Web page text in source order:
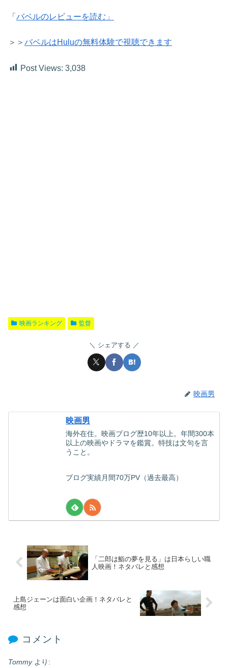
「 バベルのレビューを読む」
＞＞ バベルはHuluの無料体験で視聴できます
Post Views: 3,038
映画ランキング 監督
シェアする
映画男
映画男
海外在住。映画ブログ歴10年以上。年間300本
以上の映画やドラマを鑑賞。特技は文句を言
うこと。
ブログ実績月間70万PV（過去最高）
「二郎は鮨の夢を見る」は日本らしい職
人映画！ネタバレと感想
上島ジェーンは面白い企画！ネタバレと
感想
コメント
Tommy より: